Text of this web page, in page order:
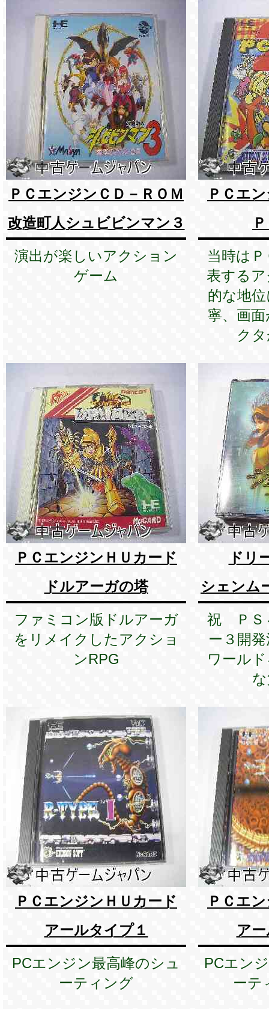
ＰＣエンジンＣＤ－ＲＯＭ
改造町人シュビビンマン３
演出が楽しいアクション
ゲーム
ＰＣエ
当時は
表する
的な地
寧、画
ク
ＰＣエンジンＨＵカード
ドルアーガの塔
ファミコン版ドルアーガ
をリメイクしたアクショ
ンRPG
ドリ
シェン
祝 ＰＳ
ー３開
ワール
ＰＣエンジンＨＵカード
アールタイプ１
PCエンジン最高峰のシュ
ーティング
ＰＣエ
ア
PCエン
ーテ